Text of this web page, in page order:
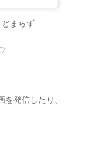
まらず
発信したり、